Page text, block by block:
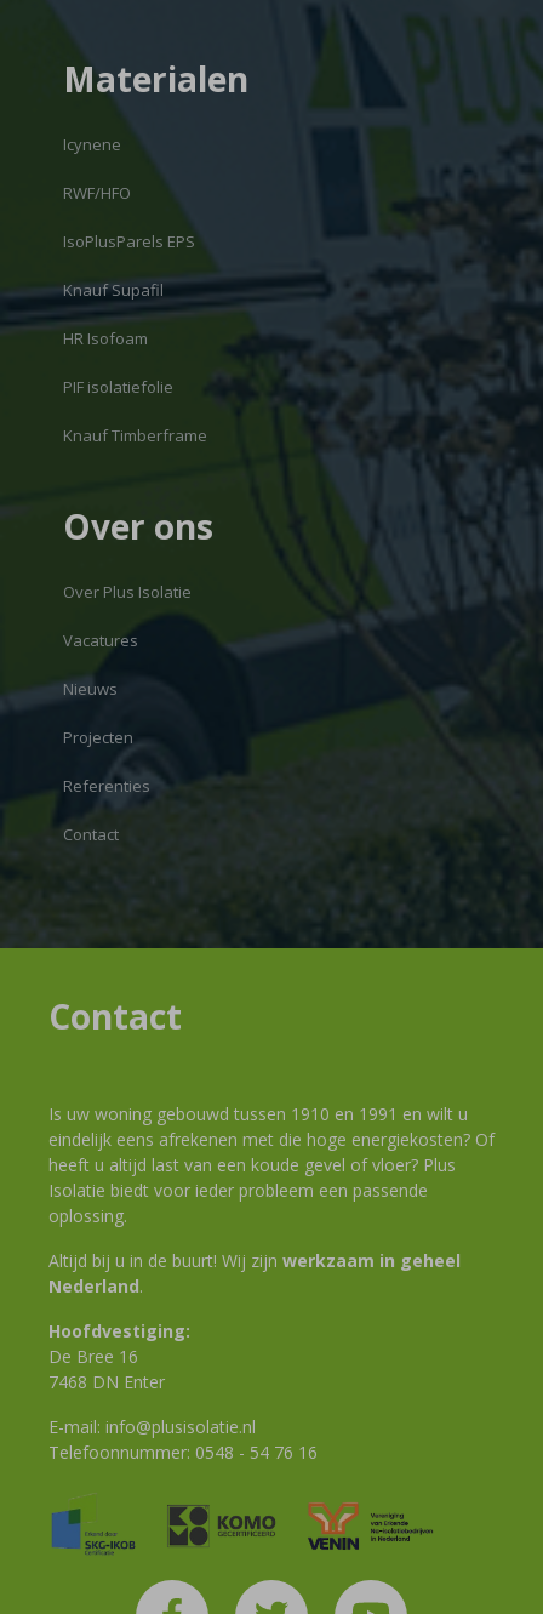
Materialen
Icynene
RWF/HFO
IsoPlusParels EPS
Knauf Supafil
HR Isofoam
PIF isolatiefolie
Knauf Timberframe
Over ons
Over Plus Isolatie
Vacatures
Nieuws
Projecten
Referenties
Contact
Contact
Is uw woning gebouwd tussen 1910 en 1991 en wilt u
eindelijk eens afrekenen met die hoge energiekosten? Of
heeft u altijd last van een koude gevel of vloer? Plus
Isolatie biedt voor ieder probleem een passende
oplossing.
Altijd bij u in de buurt! Wij zijn werkzaam in geheel
Nederland.
Hoofdvestiging:
De Bree 16
7468 DN Enter
E-mail: info@plusisolatie.nl
Telefoonnummer: 0548 - 54 76 16